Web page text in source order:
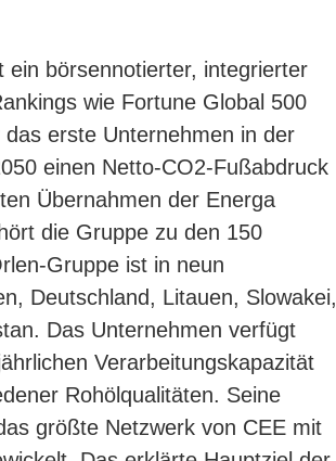
börsennotierter, integrierter
wie Fortune Global 500
erste Unternehmen in der
einen Netto-CO2-Fußabdruck
Übernahmen der Energa
die Gruppe zu den 150
Gruppe ist in neun
Deutschland, Litauen, Slowakei,
Das Unternehmen verfügt
Verarbeitungskapazität
Rohölqualitäten. Seine
größte Netzwerk von CEE mit